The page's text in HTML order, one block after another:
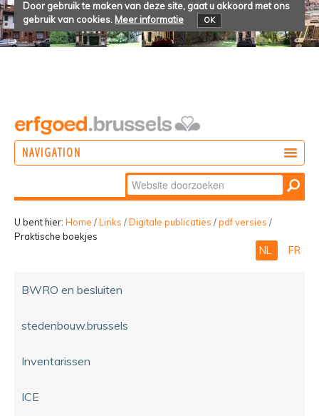
Door gebruik te maken van deze site, gaat u akkoord met ons
gebruik van cookies. Meer informatie OK
NAVIGATION
BELEVEN
Zoek
Geavanceerd
zoeken...
U bent hier: Home /Links /Digitale publicaties /pdf versies /
Praktische boekjes
NL FR
BWRO en besluiten
stedenbouw.brussels
Inventarissen
ICE